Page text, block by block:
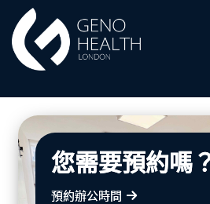
您需要預約嗎
預約辦公時間